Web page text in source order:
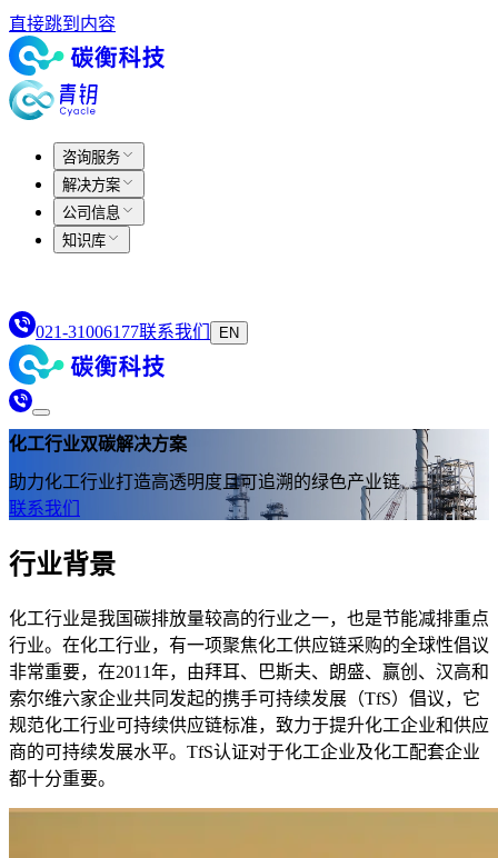
直接跳到内容
咨询服务
解决方案
公司信息
知识库
021-31006177联系我们 EN
化工行业双碳解决方案
助力化工行业打造高透明度且可追溯的绿色产业链
联系我们
行业背景
化工行业是我国碳排放量较高的行业之一，也是节能减排重点
行业。在化工行业，有一项聚焦化工供应链采购的全球性倡议
非常重要，在2011年，由拜耳、巴斯夫、朗盛、赢创、汉高和
索尔维六家企业共同发起的携手可持续发展（TfS）倡议，它
规范化工行业可持续供应链标准，致力于提升化工企业和供应
商的可持续发展水平。TfS认证对于化工企业及化工配套企业
都十分重要。